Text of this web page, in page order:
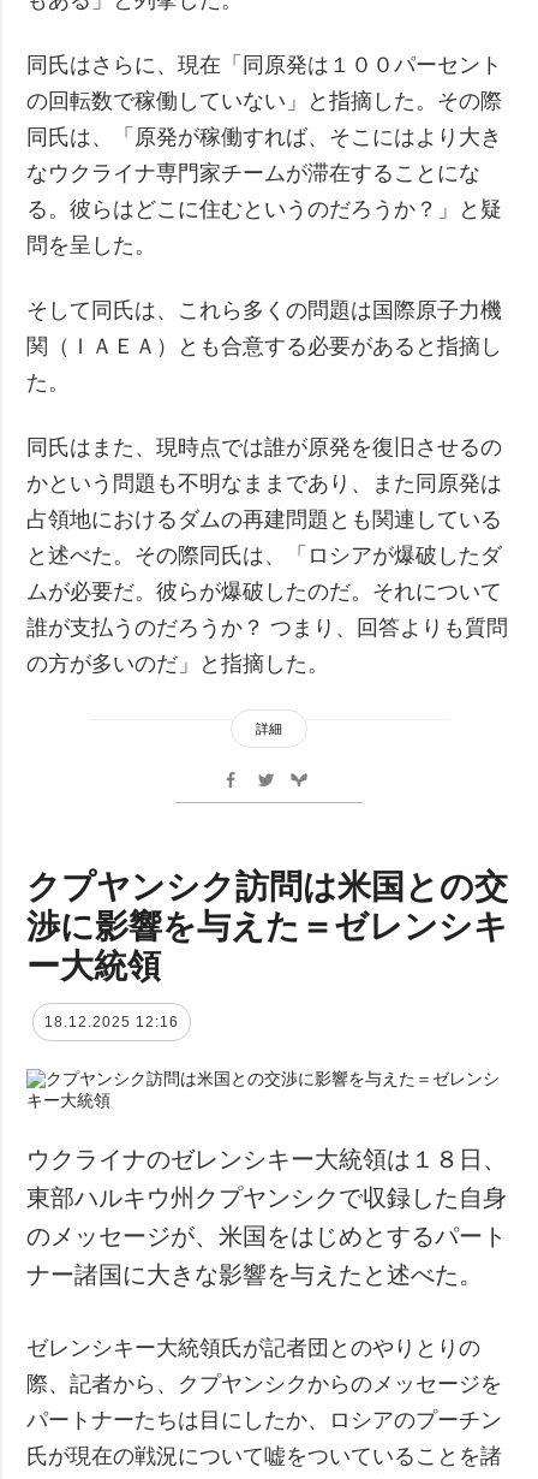
同氏はさらに、現在「同原発は１００パーセント
の回転数で稼働していない」と指摘した。その際
同氏は、「原発が稼働すれば、そこにはより大き
なウクライナ専門家チームが滞在することにな
る。彼らはどこに住むというのだろうか？」と疑
問を呈した。
そして同氏は、これら多くの問題は国際原子力機
関（ＩＡＥＡ）とも合意する必要があると指摘し
た。
同氏はまた、現時点では誰が原発を復旧させるの
かという問題も不明なままであり、また同原発は
占領地におけるダムの再建問題とも関連している
と述べた。その際同氏は、「ロシアが爆破したダ
ムが必要だ。彼らが爆破したのだ。それについて
誰が支払うのだろうか？ つまり、回答よりも質問
の方が多いのだ」と指摘した。
詳細
クプヤンシク訪問は米国との交
渉に影響を与えた＝ゼレンシキ
ー大統領
18.12.2025 12:16
ウクライナのゼレンシキー大統領は１８日、
東部ハルキウ州クプヤンシクで収録した自身
のメッセージが、米国をはじめとするパート
ナー諸国に大きな影響を与えたと述べた。
ゼレンシキー大統領氏が記者団とのやりとりの
際、記者から、クプヤンシクからのメッセージを
パートナーたちは目にしたか、ロシアのプーチン
氏が現在の戦況について嘘をついていることを諸